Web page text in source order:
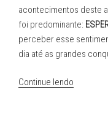
acontecimentos deste
foi predominante:
perceber esse
dia até as grandes
Continue lendo